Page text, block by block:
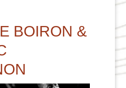
BOIRON &